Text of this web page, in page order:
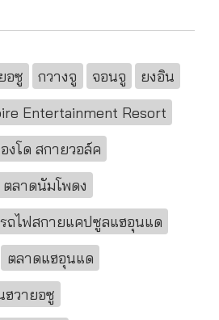
อซู กวางจู จอนจู
ยงอิน
Entertainment Resort
งโด สกายวอล์ค
ตลาดนัมโพดง
รถไฟสกายแคปซูลแฮอุนแด
ตลาดแฮอุนแด
วายอซู